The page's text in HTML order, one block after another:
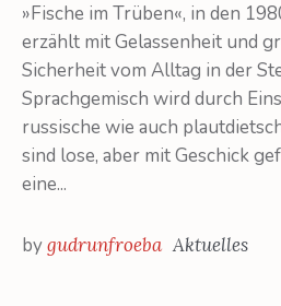
»Fische im Trüben«, in den
erzählt mit Gelassenheit und
Sicherheit vom Alltag in der
Sprachgemisch wird durch
russische wie auch
sind lose, aber mit Geschick
eine...
bygudrunfroeba Aktuelles